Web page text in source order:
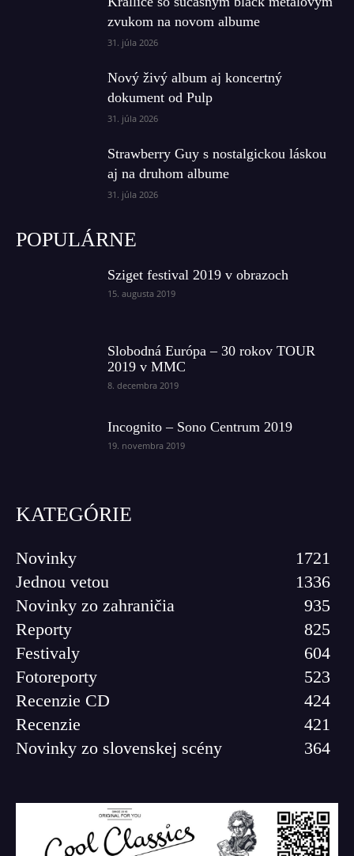
zvukom na novom albume
31. júla 2026
Nový živý album aj koncertný
dokument od Pulp
31. júla 2026
Strawberry Guy s nostalgickou láskou
aj na druhom albume
31. júla 2026
POPULÁRNE
Sziget festival 2019 v obrazoch
15. augusta 2019
Slobodná Európa – 30 rokov TOUR
2019 v MMC
8. decembra 2019
Incognito – Sono Centrum 2019
19. novembra 2019
KATEGÓRIE
Novinky
1721
Jednou vetou
1336
Novinky zo zahraničia
935
Reporty
825
Festivaly
604
Fotoreporty
523
Recenzie CD
424
Recenzie
421
Novinky zo slovenskej scény
364